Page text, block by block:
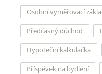
Osobní vyměřovací
Předčasný důchod
Hypoteční kalkulačka
Příspěvek na bydlení